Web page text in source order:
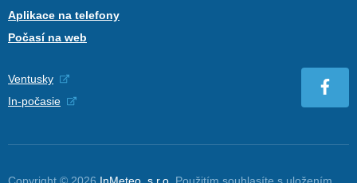
Aplikace na telefony
Počasí na web
Ventusky
In-počasie
Copyright © 2026 InMeteo, s.r.o. Použitím souhlasíte s uložením